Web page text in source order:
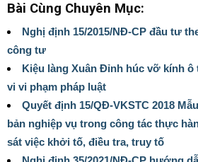
Bài Cùng Chuyên Mục:
Nghị định 15/2015/NĐ-CP đầu tư
công tư
Kiệu làng Xuân Đỉnh húc vỡ kính ô
vi vi phạm pháp luật
Quyết định 15/QĐ-VKSTC 2018
bản nghiệp vụ trong công tác thực
sát việc khởi tố, điều tra, truy tố